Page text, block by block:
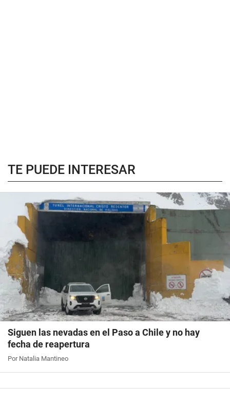
TE PUEDE INTERESAR
Siguen las nevadas en el Paso a Chile y no hay
fecha de reapertura
Por Natalia Mantineo